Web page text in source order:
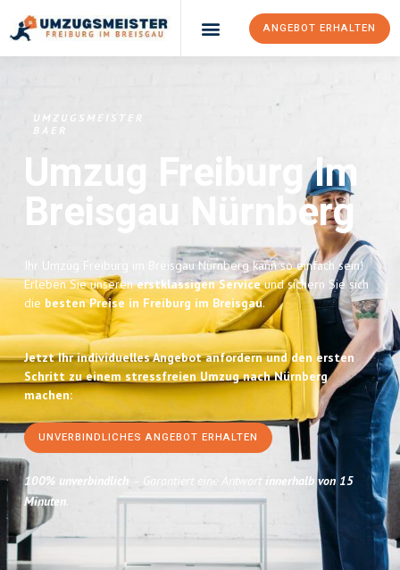
ANGEBOT ERHALTEN
UMZUGSMEISTER
BAER
Umzug Freiburg Im
Breisgau Nürnberg
Ihr Umzug Freiburg im Breisgau Nürnberg kann so einfach sein!
Erleben Sie unserenerstklassigen Serviceund sichern Sie sich
die besten Preise in Freiburg im Breisgau.
Jetzt Ihr individuelles Angebot anfordern und den ersten
Schritt zu einem stressfreien Umzug nach Nürnberg
machen:
UNVERBINDLICHES ANGEBOT ERHALTEN
100% unverbindlich – Garantiert eine Antwort innerhalb von 15
Minuten.